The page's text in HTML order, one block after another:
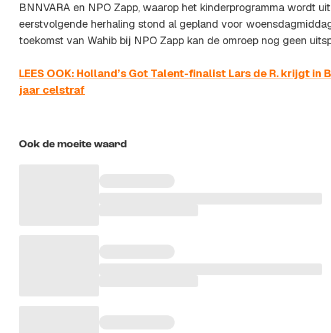
BNNVARA en NPO Zapp, waarop het kinderprogramma wordt
eerstvolgende herhaling stond al gepland voor
toekomst van Wahib bij NPO Zapp kan de omroep nog geen
LEES OOK: Holland’s Got Talent-finalist Lars de R. krijgt in
jaar celstraf
Ook de moeite waard